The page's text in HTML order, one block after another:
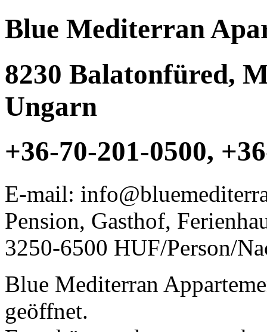
Blue Mediterran
8230 Balatonfüred,
Ungarn
+36-70-201-0500,
E-mail:
Pension, Gasthof,
3250-6500 HUF/Person/
Blue Mediterran
geöffnet.